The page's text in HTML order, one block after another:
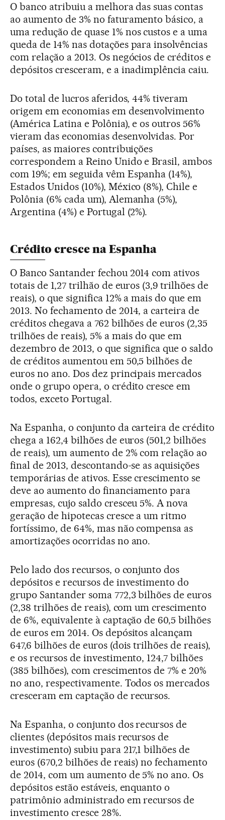
O banco atribuiu a melhora das suas contas
ao aumento de 3% no faturamento básico, a
uma redução de quase 1% nos custos e a uma
queda de 14% nas dotações para insolvências
com relação a 2013. Os negócios de créditos e
depósitos cresceram, e a inadimplência caiu.
Do total de lucros aferidos, 44% tiveram
origem em economias em desenvolvimento
(América Latina e Polônia), e os outros 56%
vieram das economias desenvolvidas. Por
países, as maiores contribuições
correspondem a Reino Unido e Brasil, ambos
com 19%; em seguida vêm Espanha (14%),
Estados Unidos (10%), México (8%), Chile e
Polônia (6% cada um), Alemanha (5%),
Argentina (4%) e Portugal (2%).
Crédito cresce na Espanha
O Banco Santander fechou 2014 com ativos
totais de 1,27 trilhão de euros (3,9 trilhões de
reais), o que significa 12% a mais do que em
2013. No fechamento de 2014, a carteira de
créditos chegava a 762 bilhões de euros (2,35
trilhões de reais), 5% a mais do que em
dezembro de 2013, o que significa que o saldo
de créditos aumentou em 50,5 bilhões de
euros no ano. Dos dez principais mercados
onde o grupo opera, o crédito cresce em
todos, exceto Portugal.
Na Espanha, o conjunto da carteira de crédito
chega a 162,4 bilhões de euros (501,2 bilhões
de reais), um aumento de 2% com relação ao
final de 2013, descontando-se as aquisições
temporárias de ativos. Esse crescimento se
deve ao aumento do financiamento para
empresas, cujo saldo cresceu 5%. A nova
geração de hipotecas cresce a um ritmo
fortíssimo, de 64%, mas não compensa as
amortizações ocorridas no ano.
Pelo lado dos recursos, o conjunto dos
depósitos e recursos de investimento do
grupo Santander soma 772,3 bilhões de euros
(2,38 trilhões de reais), com um crescimento
de 6%, equivalente à captação de 60,5 bilhões
de euros em 2014. Os depósitos alcançam
647,6 bilhões de euros (dois trilhões de reais),
e os recursos de investimento, 124,7 bilhões
(385 bilhões), com crescimentos de 7% e 20%
no ano, respectivamente. Todos os mercados
cresceram em captação de recursos.
Na Espanha, o conjunto dos recursos de
clientes (depósitos mais recursos de
investimento) subiu para 217,1 bilhões de
euros (670,2 bilhões de reais) no fechamento
de 2014, com um aumento de 5% no ano. Os
depósitos estão estáveis, enquanto o
patrimônio administrado em recursos de
investimento cresce 28%.